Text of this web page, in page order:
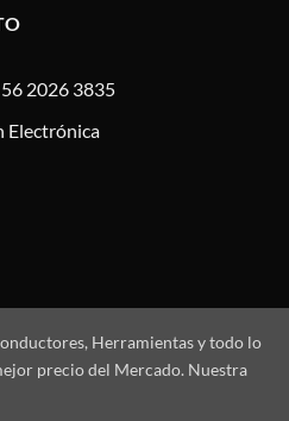
2026 3835
Electrónica
Herramientas y todo lo
precio del Mercado. Nuestra